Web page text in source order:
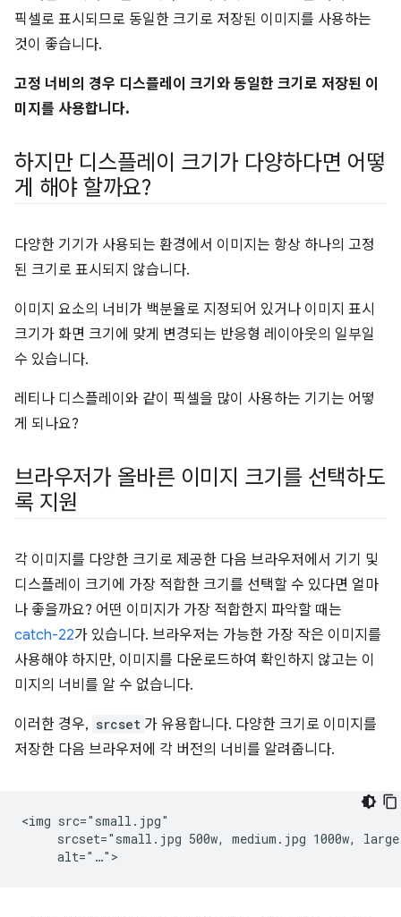
픽셀로 표시되므로 동일한 크기로 저장된 이미지를 사용하는
것이 좋습니다.
고정 너비의 경우 디스플레이 크기와 동일한 크기로 저장된 이
미지를 사용합니다.
하지만 디스플레이 크기가 다양하다면 어떻
게 해야 할까요?
다양한 기기가 사용되는 환경에서 이미지는 항상 하나의 고정
된 크기로 표시되지 않습니다.
이미지 요소의 너비가 백분율로 지정되어 있거나 이미지 표시
크기가 화면 크기에 맞게 변경되는 반응형 레이아웃의 일부일
수 있습니다.
레티나 디스플레이와 같이 픽셀을 많이 사용하는 기기는 어떻
게 되나요?
브라우저가 올바른 이미지 크기를 선택하도
록 지원
각 이미지를 다양한 크기로 제공한 다음 브라우저에서 기기 및
디스플레이 크기에 가장 적합한 크기를 선택할 수 있다면 얼마
나 좋을까요? 어떤 이미지가 가장 적합한지 파악할 때는
catch-22가 있습니다. 브라우저는 가능한 가장 작은 이미지를
사용해야 하지만, 이미지를 다운로드하여 확인하지 않고는 이
미지의 너비를 알 수 없습니다.
이러한 경우, srcset 가 유용합니다. 다양한 크기로 이미지를
저장한 다음 브라우저에 각 버전의 너비를 알려줍니다.
<img src="small.jpg"
srcset="small.jpg 500w, medium.jpg 1000w,